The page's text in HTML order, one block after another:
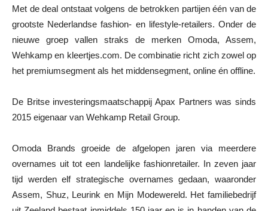
Met de deal ontstaat volgens de betrokken partijen één van de
grootste Nederlandse fashion- en lifestyle-retailers. Onder de
nieuwe groep vallen straks de merken Omoda, Assem,
Wehkamp en kleertjes.com. De combinatie richt zich zowel op
het premiumsegment als het middensegment, online én offline.
De Britse investeringsmaatschappij Apax Partners was sinds
2015 eigenaar van Wehkamp Retail Group.
Omoda Brands groeide de afgelopen jaren via meerdere
overnames uit tot een landelijke fashionretailer. In zeven jaar
tijd werden elf strategische overnames gedaan, waaronder
Assem, Shuz, Leurink en Mijn Modewereld. Het familiebedrijf